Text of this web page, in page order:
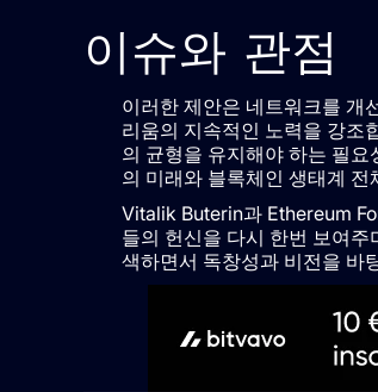
이슈와 관점
이러한 제안은 네트워크를 개
리움의 지속적인 노력을 강조
의 균형을 유지해야 하는 필
의 미래와 블록체인 생태계
Vitalik Buterin과 Ethereum
들의 헌신을 다시 한번 보여
색하면서 독창성과 비전을 바